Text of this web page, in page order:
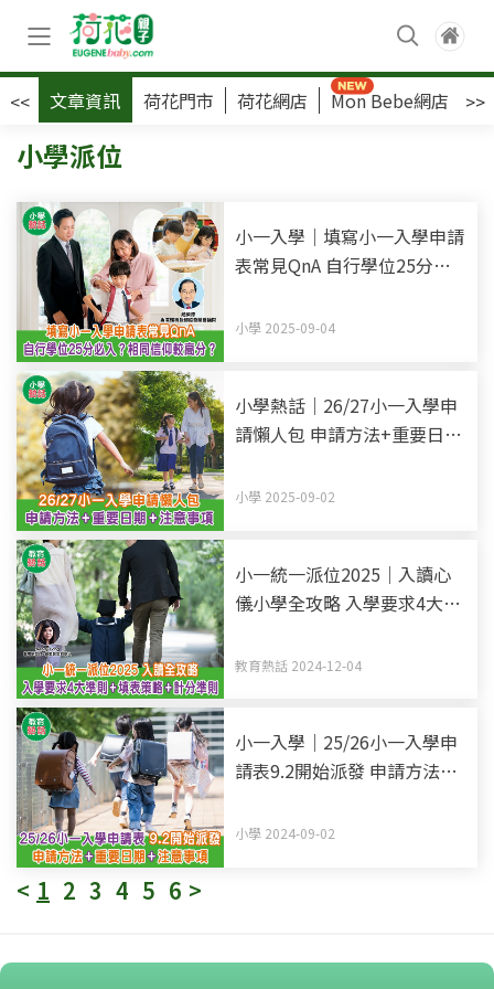
<< 文章資訊 荷花門市 荷花網店 Mon Bebe網店 >>
小學派位
小一入學｜填寫小一入學申請
表常見QnA 自行學位25分必
小學 2025-09-04
小學熱話｜26/27小一入學申
請懶人包 申請方法+重要日期
小學 2025-09-02
小一統一派位2025｜入讀心
儀小學全攻略 入學要求4大準
+計分辦法準則
教育熱話 2024-12-04
小一入學｜25/26小一入學申
請表9.2開始派發 申請方法
小學 2024-09-02
< 1 2 3 4 5 6 >